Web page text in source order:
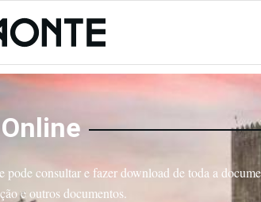
consultar e fazer download de toda a
e outros documentos.